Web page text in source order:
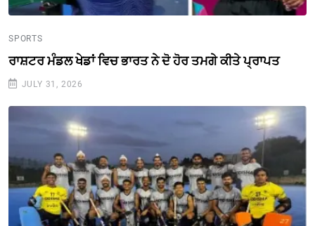
SPORTS
ਰਾਸ਼ਟਰ ਮੰਡਲ ਖੇਡਾਂ ਵਿਚ ਭਾਰਤ ਨੇ ਦੋ ਹੋਰ ਤਮਗੇ ਕੀਤੇ ਪ੍ਰਾਪਤ
JULY 31, 2026